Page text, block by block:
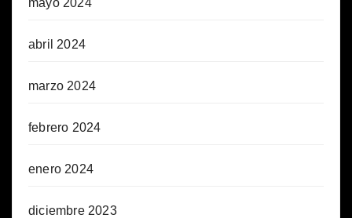
abril 2024
marzo 2024
febrero 2024
enero 2024
diciembre 2023